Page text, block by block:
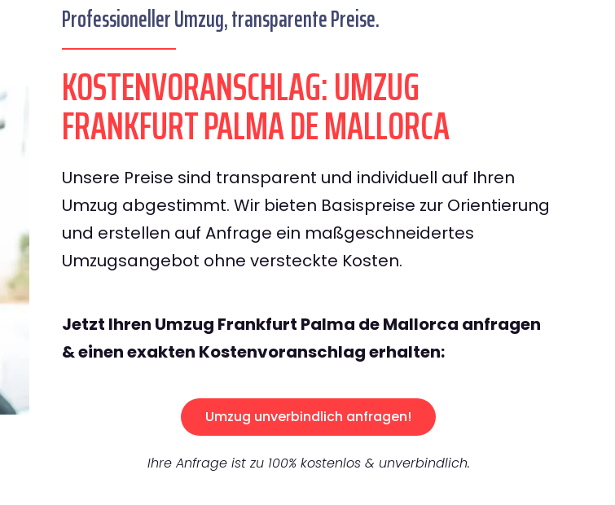
Professioneller Umzug, transparente Preise.
KOSTENVORANSCHLAG: UMZUG
FRANKFURT PALMA DE MALLORCA
Unsere Preise sind transparent und individuell auf Ihren
Umzug abgestimmt. Wir bieten Basispreise zur Orientierung
und erstellen auf Anfrage ein maßgeschneidertes
Umzugsangebot ohne versteckte Kosten.
Jetzt Ihren Umzug Frankfurt Palma de Mallorca anfragen
& einen exakten Kostenvoranschlag erhalten:
Umzug unverbindlich anfragen!
Ihre Anfrage ist zu 100% kostenlos & unverbindlich.